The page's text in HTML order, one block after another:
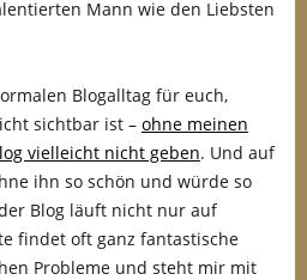
Mann wie den Liebsten
Blogalltag für euch,
sichtbar ist – ohne meinen
vielleicht nicht geben. Und auf
ihn so schön und würde so
Blog läuft nicht nur auf
findet oft ganz fantastische
Probleme und steht mir mit